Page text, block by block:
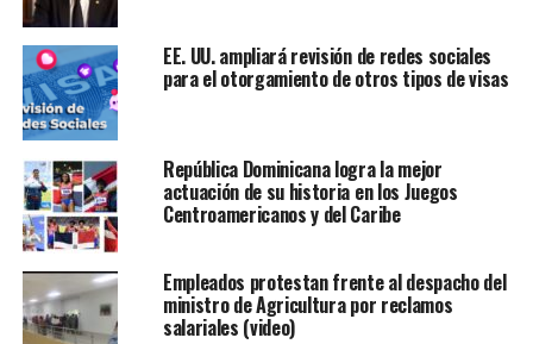
EE. UU. ampliará revisión de redes sociales
para el otorgamiento de otros tipos de visas
República Dominicana logra la mejor
actuación de su historia en los Juegos
Centroamericanos y del Caribe
Empleados protestan frente al despacho del
ministro de Agricultura por reclamos
salariales (video)